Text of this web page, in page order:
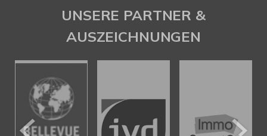
UNSERE PARTNER &
AUSZEICHNUNGEN